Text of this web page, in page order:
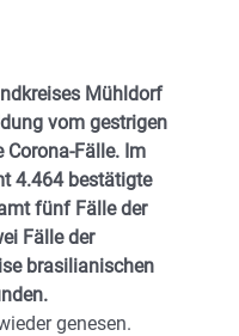
Mühldorf
vom gestrigen
Corona-Fälle. Im
4.464 bestätigte
fünf Fälle der
Fälle der
brasilianischen
genesen.